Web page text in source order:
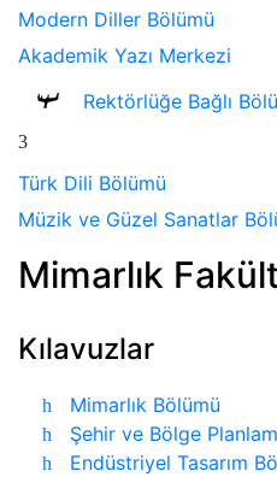
Modern Diller Bölümü
Akademik Yazı Merkezi
Rektörlüğe Bağlı
Türk Dili Bölümü
Müzik ve Güzel Sanatlar
Mimarlık
Kılavuzlar
Mimarlık Bölümü
Şehir ve Bölge
Endüstriyel Tasarım